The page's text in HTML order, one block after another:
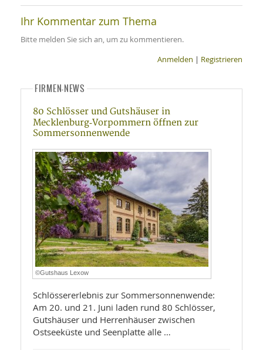
Ihr Kommentar zum Thema
Bitte melden Sie sich an, um zu kommentieren.
Anmelden | Registrieren
FIRMEN-NEWS
80 Schlösser und Gutshäuser in
Mecklenburg‑Vorpommern öffnen zur
Sommersonnenwende
©Gutshaus Lexow
Schlössererlebnis zur Sommersonnenwende:
Am 20. und 21. Juni laden rund 80 Schlösser,
Gutshäuser und Herrenhäuser zwischen
Ostseeküste und Seenplatte alle …